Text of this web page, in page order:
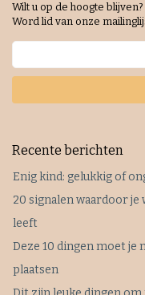
Wilt u op de hoogte blijven?
Word lid van onze
Recente berichten
Enig kind: gelukkig of
20 signalen waardoor
leeft
Deze 10 dingen moet je
plaatsen